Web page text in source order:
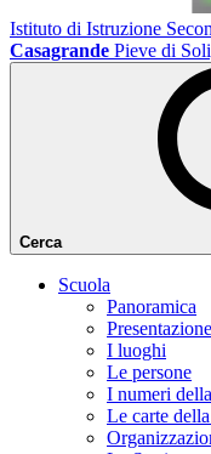
Istituto di Istruzione
Casagrande Pieve di
Cerca
Scuola
Panoramica
Presentazione
I luoghi
Le persone
I numeri
Le carte